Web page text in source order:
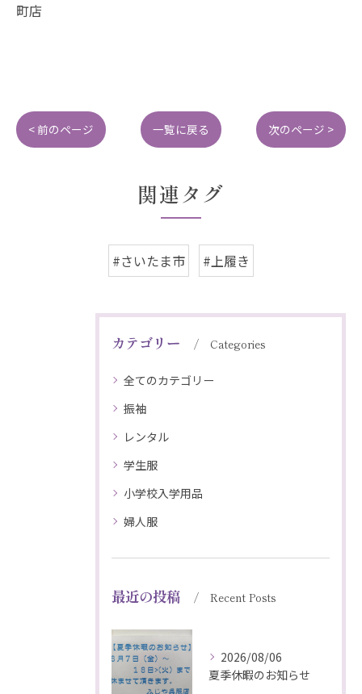
町店
< 前のページ 一覧に戻る 次のページ >
関連タグ
#さいたま市 #上履き
カテゴリー Categories
全てのカテゴリー
振袖
レンタル
学生服
小学校入学用品
婦人服
最近の投稿 Recent Posts
2026/08/06
夏季休暇のお知らせ